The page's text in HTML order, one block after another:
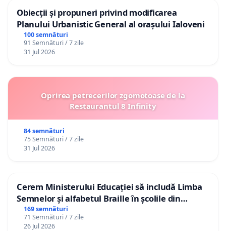
Obiecții și propuneri privind modificarea
Planului Urbanistic General al orașului Ialoveni
100 semnături
91 Semnături / 7 zile
31 Jul 2026
Oprirea petrecerilor zgomotoase de la
Restaurantul 8 Infinity
84 semnături
75 Semnături / 7 zile
31 Jul 2026
Cerem Ministerului Educației să includă Limba
Semnelor și alfabetul Braille în școlile din
Republica Moldova!
169 semnături
71 Semnături / 7 zile
26 Jul 2026